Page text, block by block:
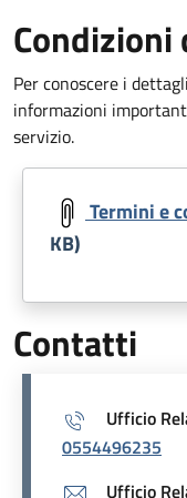
Condizioni
Per conoscere i
informazioni
servizio.
Document
Termini e
KB)
Contatti
Ufficio
0554496235
Ufficio